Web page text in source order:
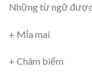
Những từ ngữ
+ Mỉa mai
+ Châm biếm